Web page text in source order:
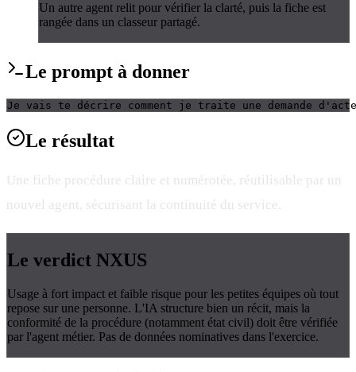
Un autre agent relit pour vérifier la clarté, puis la fiche est
rangée dans un classeur partagé.
Le prompt à donner
Je vais te décrire comment je traite une demande
Le résultat
Une fiche procédure claire et numérotée, réutilisable par un
nouvel agent, sécurisant la continuité du service.
Le verdict NXUS
Usage à fort impact et faible risque pour les petites équipes où tout
repose sur une personne. L'IA structure bien un récit, mais la
conformité de la procédure (notamment état civil) doit être vérifiée
par l'agent métier. Pas de données nominatives dans l'exercice.